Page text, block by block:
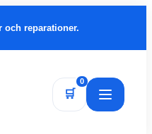
och reparationer.
🛒
0
Öppna